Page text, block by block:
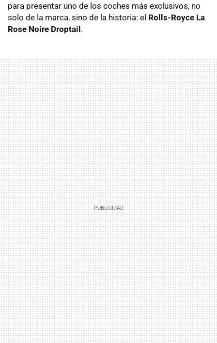
para presentar uno de los coches más exclusivos, no
solo de la marca, sino de la historia: el Rolls-Royce La
Rose Noire Droptail.